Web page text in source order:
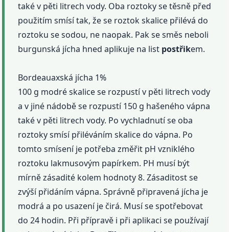
také v pěti litrech vody. Oba roztoky se těsně před
použitím smísí tak, že se roztok skalice přilévá do
roztoku se sodou, ne naopak. Pak se směs neboli
burgunská jícha hned aplikuje na list postřikem.
Bordeauaxská jícha 1%
100 g modré skalice se rozpustí v pěti litrech vody
a v jiné nádobě se rozpustí 150 g hašeného vápna
také v pěti litrech vody. Po vychladnutí se oba
roztoky smísí přiléváním skalice do vápna. Po
tomto smísení je potřeba změřit pH vzniklého
roztoku lakmusovým papírkem. PH musí být
mírně zásadité kolem hodnoty 8. Zásaditost se
zvýší přidáním vápna. Správně připravená jícha je
modrá a po usazení je čirá. Musí se spotřebovat
do 24 hodin. Při přípravě i při aplikaci se používají